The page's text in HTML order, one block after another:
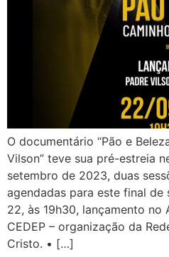
O documentário “Pão e
Vilson” teve sua pré-estreia
setembro de 2023, duas
agendadas para este final de
22, às 19h30, lançamento
CEDEP – organização da
Cristo. • […]